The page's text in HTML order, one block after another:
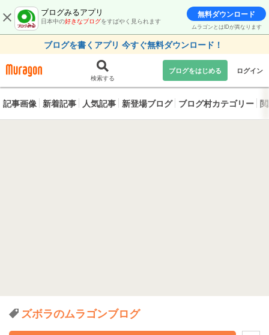
ブログみるアプリ
日本中の好きなブログをすばやく見られます
無料ダウンロード
ムラゴンとはIDが異なります
ブログを書くアプリ 今すぐ無料ダウンロード！
検索する
ブログをはじめる ログイン
記事画像 新着記事 人気記事 新登場ブログ ブログ村カテゴリー
ズボラのムラゴンブログ